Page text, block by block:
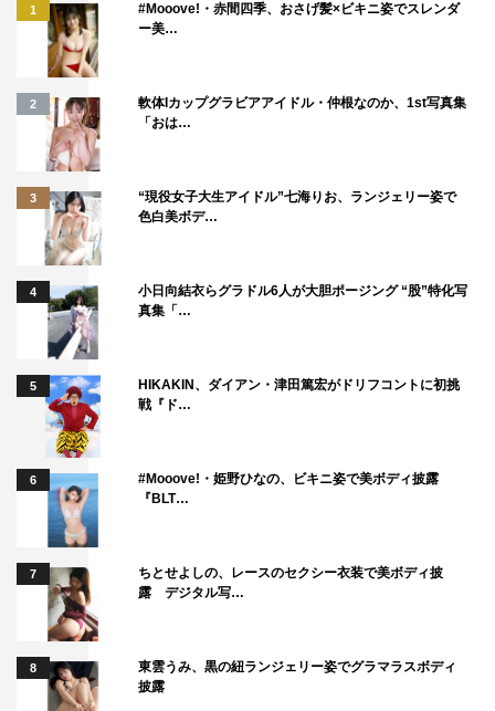
1
#Mooove!・赤間四季、おさげ髪×ビキニ姿でスレンダ
ー美…
2
軟体Iカップグラビアアイドル・仲根なのか、1st写真集
「おは…
3
“現役女子大生アイドル”七海りお、ランジェリー姿で
色白美ボデ…
4
小日向結衣らグラドル6人が大胆ポージング “股”特化写
真集「…
5
HIKAKIN、ダイアン・津田篤宏がドリフコントに初挑
戦『ド…
6
#Mooove!・姫野ひなの、ビキニ姿で美ボディ披露
『BLT…
7
ちとせよしの、レースのセクシー衣装で美ボディ披
露 デジタル写…
8
東雲うみ、黒の紐ランジェリー姿でグラマラスボディ
披露